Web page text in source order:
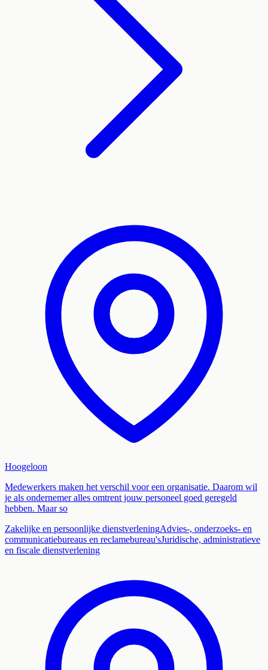
Hoogeloon
Medewerkers maken het verschil voor een organisatie. Daarom wil
je als ondernemer alles omtrent jouw personeel goed geregeld
hebben. Maar so
Zakelijke en persoonlijke dienstverleningAdvies-, onderzoeks- en
communicatiebureaus en reclamebureau'sJuridische, administratieve
en fiscale dienstverlening